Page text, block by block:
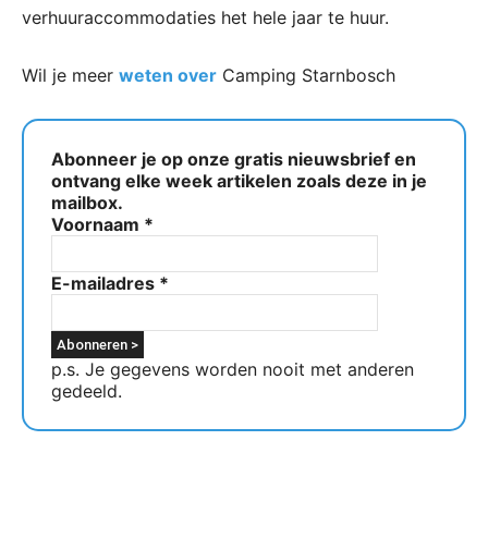
verhuuraccommodaties het hele jaar te huur.
Wil je meer weten over Camping Starnbosch
Abonneer je op onze gratis nieuwsbrief en
ontvang elke week artikelen zoals deze in je
mailbox.
Voornaam *
E-mailadres *
p.s. Je gegevens worden nooit met anderen
gedeeld.